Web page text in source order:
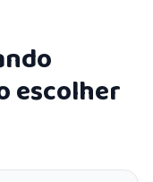
escolher